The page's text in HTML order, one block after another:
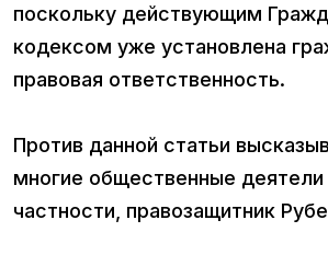
поскольку действующим
кодексом уже установлена
правовая ответственность.
Против данной статьи
многие общественные
частности, правозащитник